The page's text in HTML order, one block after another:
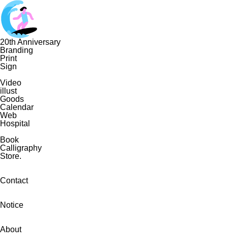
20th Anniversary
Branding
Print
Sign
Video
illust
Goods
Calendar
Web
Hospital
Book
Calligraphy
Store.
Contact
Notice
About